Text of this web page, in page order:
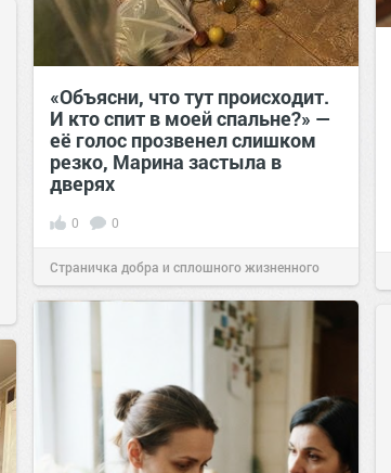
«Объясни, что тут происходит.
И кто спит в моей спальне?» —
её голос прозвенел слишком
резко, Марина застыла в
дверях
0 0
Страничка добра и сплошного жизненного
позитива! 11:38Вчера